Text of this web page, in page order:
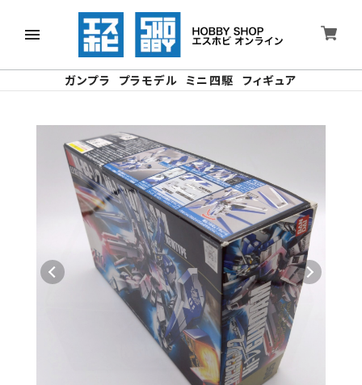
ガンプラ プラモデル ミニ四駆 フィギュア